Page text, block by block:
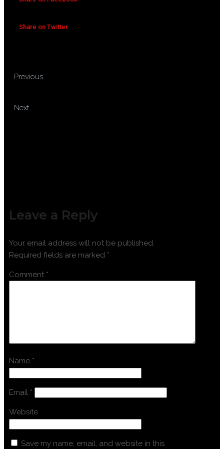
Share on Twitter
Previous
Next
Leave a Reply
Your email address will not be published.
Required fields are marked *
Comment *
Name *
Email *
Website
Save my name, email, and website in this